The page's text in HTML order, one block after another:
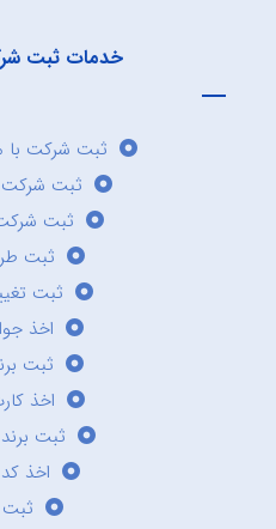
خدمات ثبت
ثبت شرکت با
ثبت
ثبت
ثبت
ثبت
اخذ
ثبت
اخذ
ثبت
اخذ